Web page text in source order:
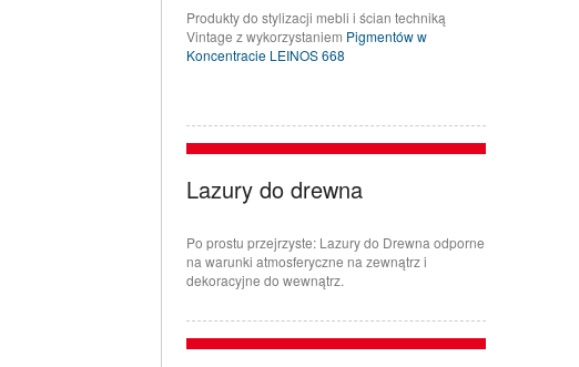
Produkty do stylizacji mebli i ścian techniką
Vintage z wykorzystaniem Pigmentów w
Koncentracie LEINOS 668
Lazury do drewna
Po prostu przejrzyste: Lazury do Drewna odporne
na warunki atmosferyczne na zewnątrz i
dekoracyjne do wewnątrz.